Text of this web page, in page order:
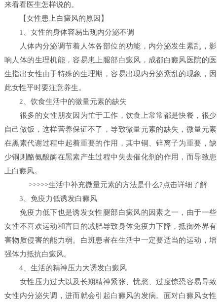
来看看医生怎样说的。
【女性患上白癜风的原因】
1、女性的身体容易出现内分泌不调
人体内分泌调节着人体各部位的功能，内分泌发生紊乱，影
响人体的生理机能，容易患上腿部白癜风，成都白癜风医院的医
生指出女性由于特殊的生理期，容易出现内分泌紊乱的现象，因
此女性平时要注意养生。
2、饮食生活中的微量元素的缺失
很多的女性朋友因为忙于工作，饮食上常常都是快餐，很少
自己做饭，这样营养保证不了，导致微量元素的缺失，微量元素
在黑素代谢过程中起着重要的作用，其中铜、锌离子为重要，缺
少铜则酪氨酸酶在黑素产生过程中失去催化剂的作用，而导致患
上白癜风。
>>>>>生活中补充微量元素的方法是什么?点击详细了解
3、免疫力低诱发白癜风
免疫力低下也是诱发女性腿部白癜风的因素之一，由于一些
女性不喜欢运动和盲目的减肥导致身体免疫力下降，抵御外界有
害物质侵害的能力弱。白斑患者在生活中一定要适当的运动，增
强体力抵抗白癜风。
4、生活的精神压力大诱发白癜风
女性压力过大以及长期精神紧张、忧愁、过度惊恐容易导致
女性内分泌失调，进而就会引起白癜风的发病。面对白癜风女性